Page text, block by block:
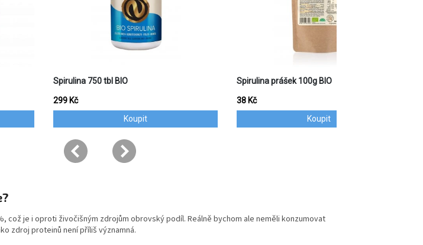
což je i oproti živočišným zdrojům obrovský podíl. Reálně bychom ale neměli konzumovat
zdroj proteinů není příliš významná.